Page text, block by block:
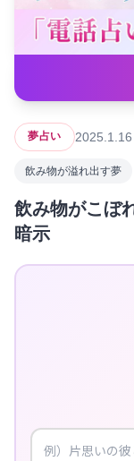
夢占い 2025.1.16
飲み物が溢れ出す夢
飲み物がこぼ
暗示